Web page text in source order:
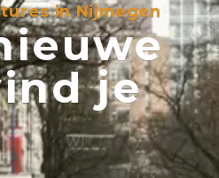
in Nijmegen
je